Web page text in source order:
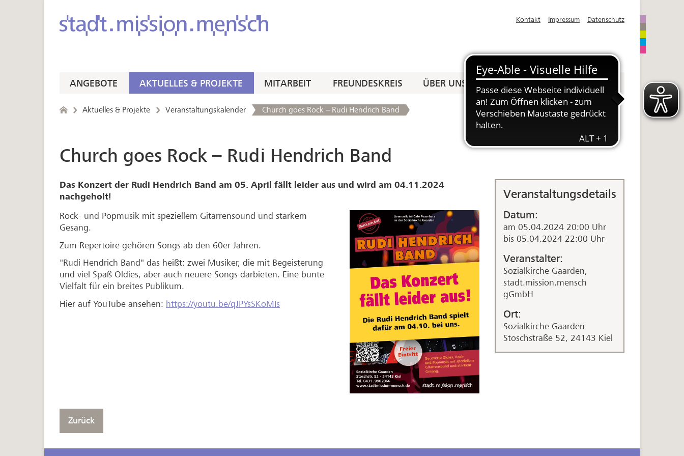
Datenschutz
Impressum
Kontakt
ANGEBOTE AKTUELLES & PROJEKTE MITARBEIT FREUNDESKREIS ÜBER UNS SPENDEN
Aktuelles & Projekte Veranstaltungskalender Church goes Rock – Rudi Hendrich Band
Church goes Rock – Rudi Hendrich Band
Veranstaltungsdetails
Datum:
am 05.04.2024 20:00 Uhr
bis 05.04.2024 22:00 Uhr
Veranstalter:
Sozialkirche Gaarden,
stadt.mission.mensch
gGmbH
Ort:
Sozialkirche Gaarden
Stoschstraße 52, 24143 Kiel
Das Konzert der Rudi Hendrich Band am 05. April fällt leider aus und wird am 04.11.2024
nachgeholt!
Rock- und Popmusik mit speziellem Gitarrensound und starkem
Gesang.
Zum Repertoire gehören Songs ab den 60er Jahren.
"Rudi Hendrich Band" das heißt: zwei Musiker, die mit Begeisterung
und viel Spaß Oldies, aber auch neuere Songs darbieten. Eine bunte
Vielfalt für ein breites Publikum.
Hier auf YouTube ansehen: https://youtu.be/qJPYsSKoMIs
Zurück